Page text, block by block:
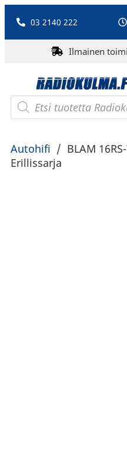
03 2140 222
Ilmainen
Autohifi / BLAM
Erillissarja